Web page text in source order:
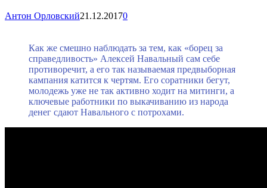
Антон Орловский21.12.20170
Как же смешно наблюдать за тем, как «борец за
справедливость» Алексей Навальный сам себе
противоречит, а его так называемая предвыборная
кампания катится к чертям. Его соратники бегут,
молодежь уже не так активно ходит на митинги, а
ключевые работники по выкачиванию из народа
денег сдают Навального с потрохами.